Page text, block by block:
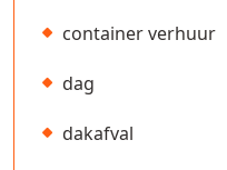
container verhuur
dag
dakafval